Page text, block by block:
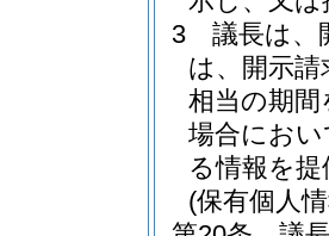
3
議長は、
は、開示
相当の期
場合にお
る情報を
(保有個人